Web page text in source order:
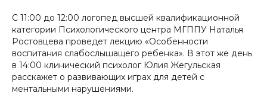
С 11:00 до 12:00 логопед высшей квалификационной
категории Психологического центра МГППУ Наталья
Ростовцева проведет лекцию «Особенности
воспитания слабослышащего ребенка». В этот же день
в 14:00 клинический психолог Юлия Жегульская
расскажет о развивающих играх для детей с
ментальными нарушениями.